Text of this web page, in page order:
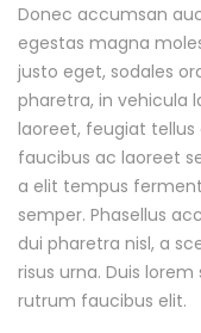
a
n
t
i
t
y
D
e
s
c
r
i
Donec accumsan
egestas magna
justo eget, sodales
pharetra, in vehicula
laoreet, feugiat tellus
faucibus ac laoreet
a elit tempus
semper. Phasellus
dui pharetra nisl, a
risus urna. Duis
rutrum faucibus elit.